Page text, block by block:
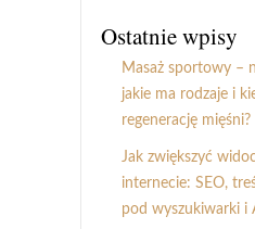
Ostatnie wpisy
Masaż sportowy –
jakie ma rodzaje i
regenerację mięśni?
Jak zwiększyć
internecie: SEO,
pod wyszukiwarki i